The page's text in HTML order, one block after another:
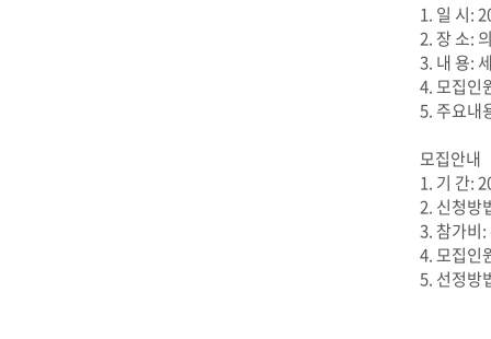
1. 일 시:
2. 장 소:
3. 내 용:
4. 모집인
5. 주요내
모집안내
1. 기 간:
2. 신청방
3. 참가비:
4. 모집인
5. 선정방